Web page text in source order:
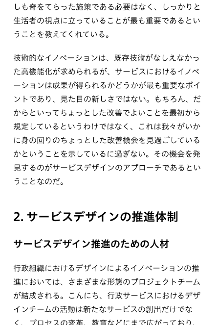
しも奇をてらった施策である必要はなく、しっかりと
生活者の視点に立っていることが最も重要であるとい
うことを教えてくれている。
技術的なイノベーションは、既存技術がなしえなかっ
た高機能化が求められるが、サービスにおけるイノベ
ーションは成果が得られるかどうかが最も重要なポイ
ントであり、見た目の新しさではない。もちろん、だ
からといってちょっとした改善でよいことを最初から
規定しているというわけではなく、これは我々がいか
に身の回りのちょっとした改善機会を見過ごしている
かということを示しているに過ぎない。その機会を発
見するのがサービスデザインのアプローチであるとい
うことなのだ。
2. サービスデザインの推進体制
サービスデザイン推進のための人材
行政組織におけるデザインによるイノベーションの推
進においては、さまざまな形態のプロジェクトチーム
が結成される。こんにち、行政サービスにおけるデザ
インチームの活動は新たなサービスの創出だけでな
く、プロセスの変革、教育などにまで広がっており、